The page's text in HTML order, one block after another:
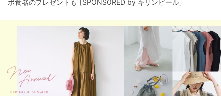
ボ食器のプレゼントも ［SPONSORED by キリンビール］